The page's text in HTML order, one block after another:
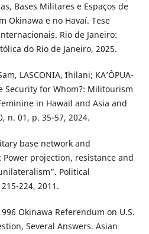
Bases Militares e Espaços de
Okinawa e no Havaí. Tese
Rio de Janeiro:
do Rio de Janeiro, 2025.
LASCONIA, ʻIhilani; KA’ÔPUA-
Security for Whom?: Militourism
in Hawaiʻi and Asia and
n. 01, p. 35-57, 2024.
base network and
projection, resistance and
Political
224, 2011.
Okinawa Referendum on U.S.
Several Answers. Asian